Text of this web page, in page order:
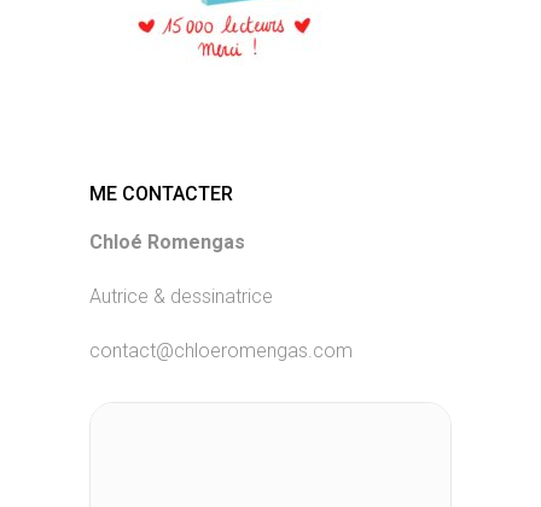
ME CONTACTER
Chloé Romengas
Autrice & dessinatrice
contact@chloeromengas.com